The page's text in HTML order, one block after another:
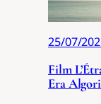
25/07/
Film
Era